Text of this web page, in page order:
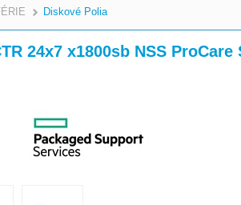
>
Diskové Polia
24x7 x1800sb NSS ProCare